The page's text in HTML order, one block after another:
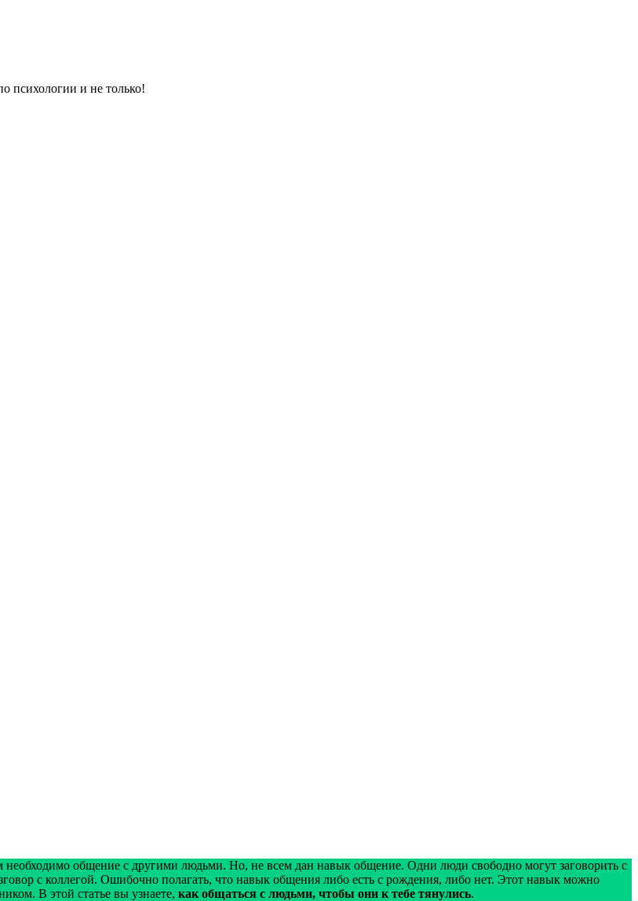
психологии и не только!
общение с другими людьми. Но, не всем дан навык общение. Одни люди свободно могут заговорить с
с коллегой. Ошибочно полагать, что навык общения либо есть с рождения, либо нет. Этот навык можно
В этой статье вы узнаете, как общаться с людьми, чтобы они к тебе тянулись.